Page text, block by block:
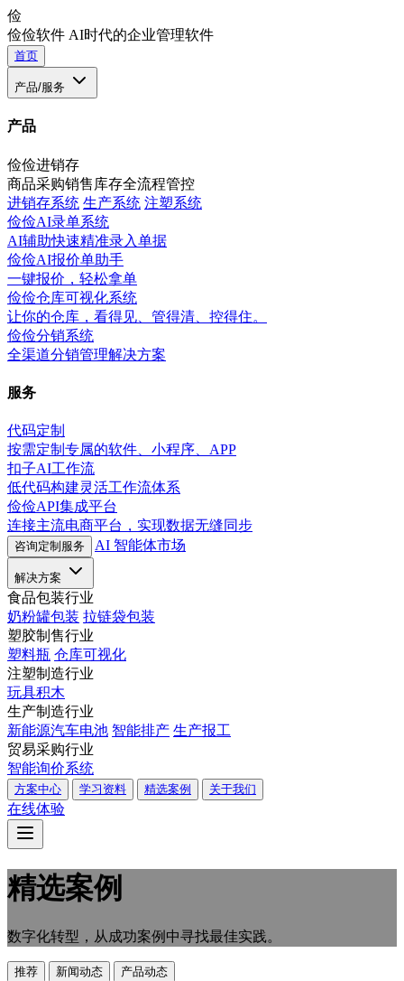
俭
俭俭软件 AI时代的企业管理软件
首页
产品/服务
产品
俭俭进销存
商品采购销售库存全流程管控
进销存系统 生产系统 注塑系统
俭俭AI录单系统
AI辅助快速精准录入单据
俭俭AI报价单助手
一键报价，轻松拿单
俭俭仓库可视化系统
让你的仓库，看得见、管得清、控得住。
俭俭分销系统
全渠道分销管理解决方案
服务
代码定制
按需定制专属的软件、小程序、APP
扣子AI工作流
低代码构建灵活工作流体系
俭俭API集成平台
连接主流电商平台，实现数据无缝同步
咨询定制服务 AI 智能体市场
解决方案
食品包装行业
奶粉罐包装 拉链袋包装
塑胶制售行业
塑料瓶 仓库可视化
注塑制造行业
玩具积木
生产制造行业
新能源汽车电池 智能排产 生产报工
贸易采购行业
智能询价系统
方案中心 学习资料 精选案例 关于我们
在线体验
精选案例
数字化转型，从成功案例中寻找最佳实践。
推荐 新闻动态 产品动态